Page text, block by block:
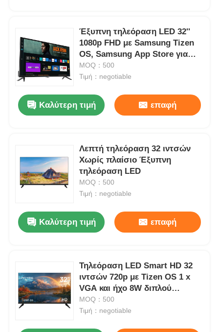
Έξυπνη τηλεόραση LED 32''
1080p FHD με Samsung Tizen
OS, Samsung App Store για
ροή Netflix
MOQ：500
Τιμή：negotiable
Καλύτερη τιμή επαφή
Λεπτή τηλεόραση 32 ιντσών
Χωρίς πλαίσιο Έξυπνη
τηλεόραση LED
MOQ：500
Τιμή：negotiable
Καλύτερη τιμή επαφή
Τηλεόραση LED Smart HD 32
ιντσών 720p με Tizen OS 1 x
VGA και ήχο 8W διπλού
καναλιού
MOQ：500
Τιμή：negotiable